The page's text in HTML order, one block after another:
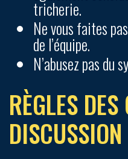
tricherie.
Ne vous faites
de l’équipe.
N’abusez pas du
RÈGLES
DISCUSSION